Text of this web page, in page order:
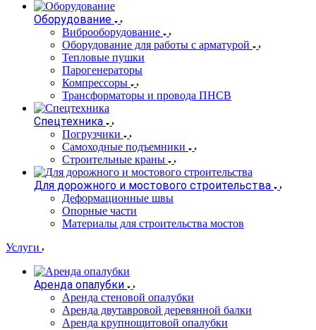
Оборудование
Виброоборудование
Оборудование для работы с арматурой
Тепловые пушки
Парогенераторы
Компрессоры
Трансформаторы и провода ПНСВ
Спецтехника
Погрузчики
Самоходные подъемники
Строительные краны
Для дорожного и мостового строительства
Деформационные швы
Опорные части
Материалы для строительства мостов
Услуги
Аренда опалубки
Аренда стеновой опалубки
Аренда двутавровой деревянной балки
Аренда крупнощитовой опалубки